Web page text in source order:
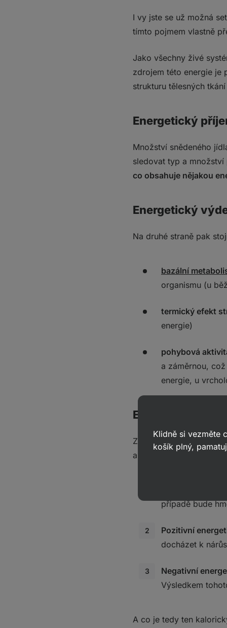
Energetický výdej
Kalorický deficit
Často kladené
1. Jak se dostat
2. Proč nehubnu
I vy jste se už možná
tímto pojmem vlastně
Jako všechny živé
zdrojem této energie je
strukturu tělesných
Energetický
Množství snědeného
sledovat typ a
co obsahuje nějakou
Energetický
Na druhé straně pak
bazální
organismu (u
termický efekt
energie)
pohybová
a záměrnou,
energie, u
Energetická
Zde přichází na řadu
a příjem vzájemném
případě bude
Pozitivní
docházet k
Negativní
Výsledkem
A co je tedy ten
Klidně si vezměte
košík plný,